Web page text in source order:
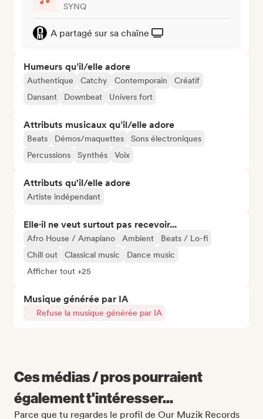
SYNQ
A partagé sur sa chaîne
Humeurs qu’il/elle adore
Authentique Catchy Contemporain
Créatif
Dansant
Downbeat Univers fort
Attributs musicaux qu’il/elle adore
Beats Démos/maquettes
Sons électroniques
Percussions
Synthés Voix
Attributs qu'il/elle adore
Artiste indépendant
Elle·il ne veut surtout pas recevoir...
Afro House / Amapiano Ambient
Beats / Lo-fi
Chill out
Classical music
Dance music
Afficher tout +25
Musique générée par IA
Refuse la musique générée par IA
Ces médias / pros pourraient
également t'intéresser...
Parce que tu regardes le profil de Our Muzik Records